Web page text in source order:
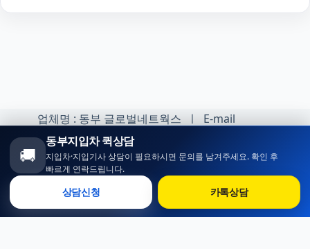
업체명 : 동부 글로벌네트웍스 ㅣ E-mail
:minhoh1@naver.com
카카오톡 오픈채팅 :
https://open.kakao.com/o/sqlsXOji
Copyright ⓒ 동부 지입차 All rights reserved.
🚚
동부지입차 퀵상담
지입차·지입기사 상담이 필요하시면 문의를 남겨주세요. 확인 후
빠르게 연락드립니다.
상담신청 카톡상담